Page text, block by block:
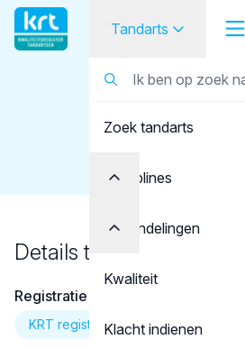
Tandarts
Student
Opleider
Zoek tandarts
Disciplines
Behandelingen
Kwaliteit
Klacht indienen
Tandarts
Gitz, S.J.
Details tandarts
Registratie
KRT registratie